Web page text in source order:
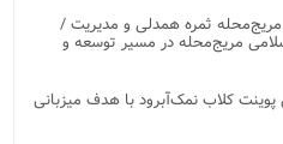
مریج‌محله ثمره همدلی و مدیریت /
مریج‌محله در مسیر توسعه و
کلاب نمک‌آبرود با هدف میزبانی